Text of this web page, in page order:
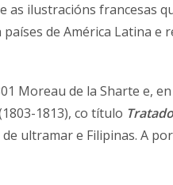
as ilustracións francesas
de América Latina e
Moreau de la Sharte e,
1813), co título
ultramar e Filipinas. A